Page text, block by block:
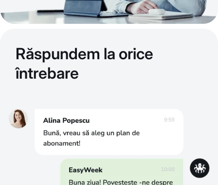
Răspundem la orice
întrebare